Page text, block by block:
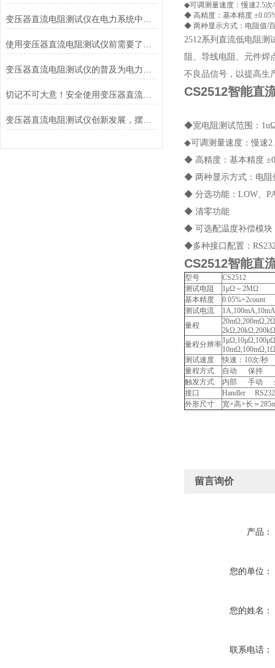
切记不可大意！安全使用变压器直流电阻测试仪
变压器直流电阻测试仪创新发展，摆脱传统
◆可调测量速度：慢速2.5次
◆ 高精度：基本精度
◆ 两种显示方式：电阻值/
2512系列直流低电阻
阻、导线电阻、元件焊
不良品信号，以提高生
CS2512智能直
◆宽电阻测试范围：
◆可调测量速度：慢速
◆ 高精度：基本精度
◆ 两种显示方式：电阻
◆ 分选功能：LOW、
◆ 清零功能
◆ 可选配温度补偿模块
◆多种接口配置：
CS2512智能直
型号
CS2512
测试电阻
1μΩ～2MΩ
基本精度
0.05%+2count
测试电流
量程
量程分辨率
测试速度
快速：10次/秒
量程方式
自动 保持
触发方式
内部 手动
接口
Handler
外形尺寸
宽×高×长＝
留言询价
产品：
您的单位：
您的姓名：
联系电话：